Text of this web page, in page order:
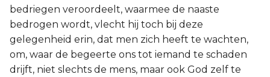
bedriegen veroordeelt, waarmee de naaste
bedrogen wordt, vlecht hij toch bij deze
gelegenheid erin, dat men zich heeft te wachten,
om, waar de begeerte ons tot iemand te schaden
drijft, niet slechts de mens, maar ook God zelf te